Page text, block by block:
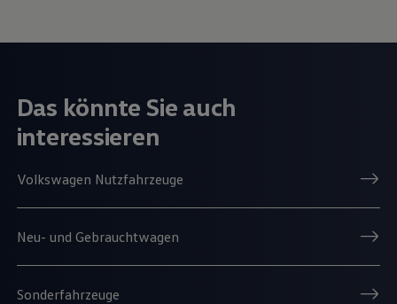
Das könnte Sie auch
interessieren
Volkswagen Nutzfahrzeuge
Neu- und Gebrauchtwagen
Sonderfahrzeuge